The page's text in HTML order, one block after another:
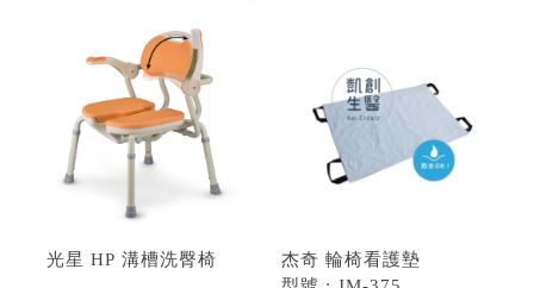
光星 HP 溝槽洗臀椅
杰奇 輪椅看護墊